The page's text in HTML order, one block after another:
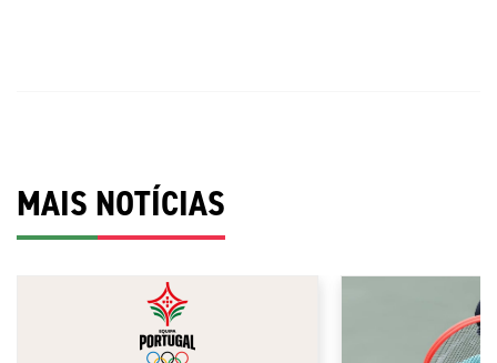
MAIS NOTÍCIAS